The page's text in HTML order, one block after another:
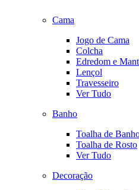
Cama
Jogo de Cama
Colcha
Edredom e
Lençol
Travesseiro
Ver Tudo
Banho
Toalha de
Toalha de Rosto
Ver Tudo
Decoração